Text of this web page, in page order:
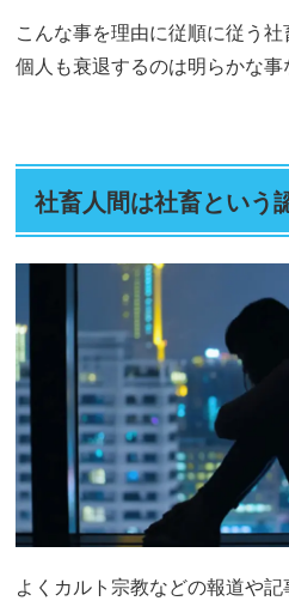
こんな事を理由に従順に従う
個人も衰退するのは明らかな事
社畜人間は社畜という
よくカルト宗教などの報道や記